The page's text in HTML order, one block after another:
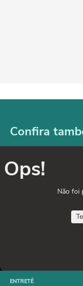
Confira
Ops!
Não foi
ENTRETÊ